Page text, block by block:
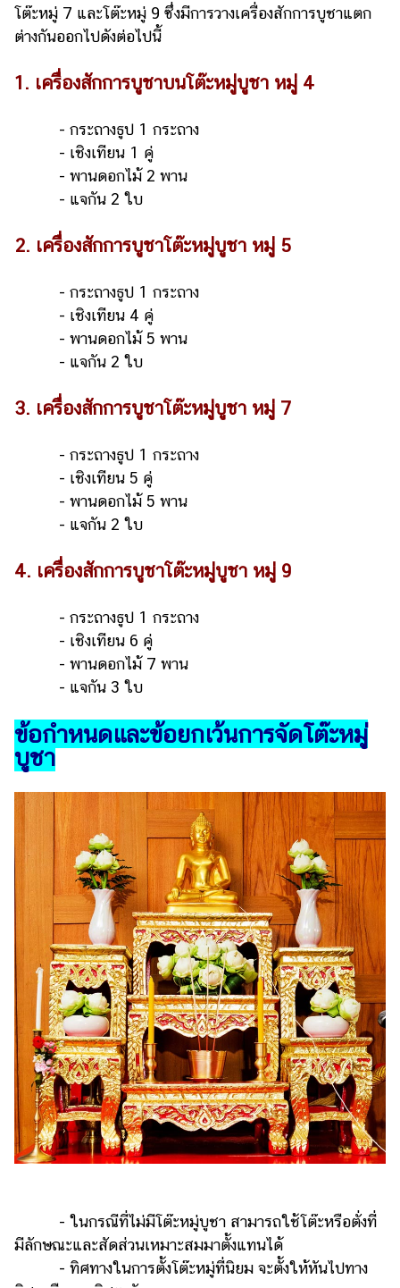
โต๊ะหมู่ 7 และโต๊ะหมู่ 9 ซึ่งมีการวางเครื่องสักการบูชาแตก
ต่างกันออกไปดังต่อไปนี้
1. เครื่องสักการบูชาบนโต๊ะหมู่บูชา หมู่ 4
- กระถางธูป 1 กระถาง
- เชิงเทียน 1 คู่
- พานดอกไม้ 2 พาน
- แจกัน 2 ใบ
2. เครื่องสักการบูชาโต๊ะหมู่บูชา หมู่ 5
- กระถางธูป 1 กระถาง
- เชิงเทียน 4 คู่
- พานดอกไม้ 5 พาน
- แจกัน 2 ใบ
3. เครื่องสักการบูชาโต๊ะหมู่บูชา หมู่ 7
- กระถางธูป 1 กระถาง
- เชิงเทียน 5 คู่
- พานดอกไม้ 5 พาน
- แจกัน 2 ใบ
4. เครื่องสักการบูชาโต๊ะหมู่บูชา หมู่ 9
- กระถางธูป 1 กระถาง
- เชิงเทียน 6 คู่
- พานดอกไม้ 7 พาน
- แจกัน 3 ใบ
ข้อกำหนดและข้อยกเว้นการจัดโต๊ะหมู่
บูชา
- ในกรณีที่ไม่มีโต๊ะหมู่บูชา สามารถใช้โต๊ะหรือตั่งที่
มีลักษณะและสัดส่วนเหมาะสมมาตั้งแทนได้
- ทิศทางในการตั้งโต๊ะหมู่ที่นิยม จะตั้งให้หันไปทาง